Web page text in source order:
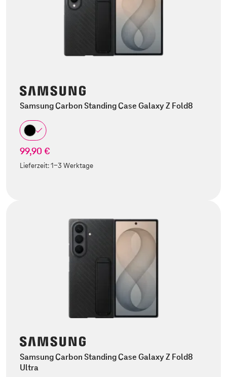
Samsung Carbon Standing Case Galaxy Z Fold8
99,90 €
Lieferzeit:1-3 Werktage
Samsung Carbon Standing Case Galaxy Z Fold8
Ultra